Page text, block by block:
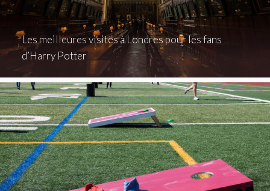
Les meilleures visites à Londres pour les fans
d’Harry Potter